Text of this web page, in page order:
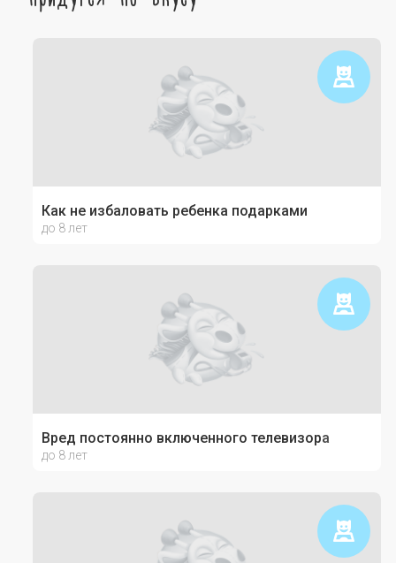
Как не избаловать ребенка подарками
до 8 лет
Вред постоянно включенного телевизора
до 8 лет